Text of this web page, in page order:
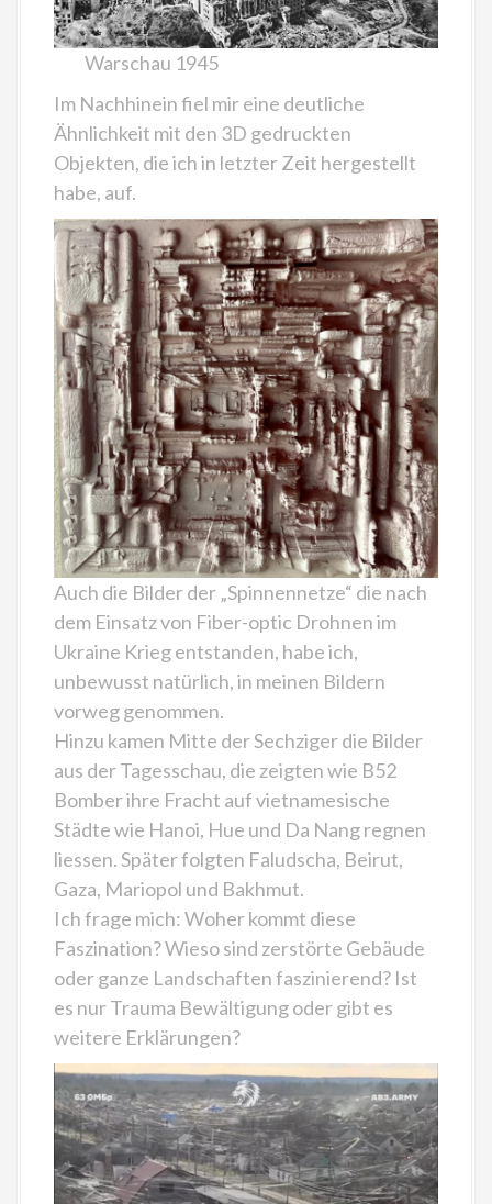
Warschau 1945
Im Nachhinein fiel mir eine deutliche
Ähnlichkeit mit den 3D gedruckten
Objekten, die ich in letzter Zeit hergestellt
habe, auf.
Auch die Bilder der „Spinnennetze“ die nach
dem Einsatz von Fiber-optic Drohnen im
Ukraine Krieg entstanden, habe ich,
unbewusst natürlich, in meinen Bildern
vorweg genommen.
Hinzu kamen Mitte der Sechziger die Bilder
aus der Tagesschau, die zeigten wie B52
Bomber ihre Fracht auf vietnamesische
Städte wie Hanoi, Hue und Da Nang regnen
liessen. Später folgten Faludscha, Beirut,
Gaza, Mariopol und Bakhmut.
Ich frage mich: Woher kommt diese
Faszination? Wieso sind zerstörte Gebäude
oder ganze Landschaften faszinierend? Ist
es nur Trauma Bewältigung oder gibt es
weitere Erklärungen?